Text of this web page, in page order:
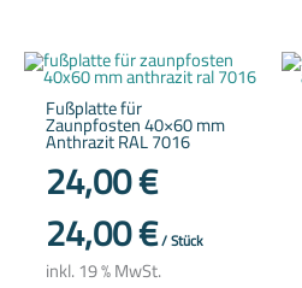
Fußplatte für
Zaunpfosten 40×60 mm
Anthrazit RAL 7016
24,00€
24,00€/Stück
inkl. 19 % MwSt.